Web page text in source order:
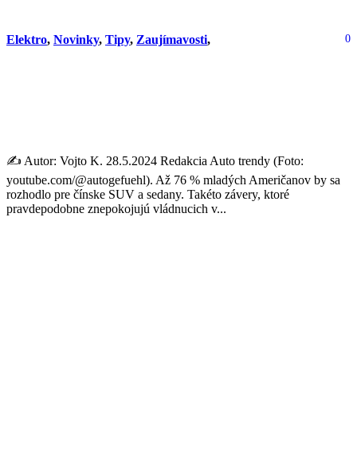
Elektro, Novinky, Tipy, Zaujímavosti, 0
✍️ Autor: Vojto K. 28.5.2024 Redakcia Auto trendy (Foto:
youtube.com/@autogefuehl). Až 76 % mladých Američanov by sa
rozhodlo pre čínske SUV a sedany. Takéto závery, ktoré
pravdepodobne znepokojujú vládnucich v...